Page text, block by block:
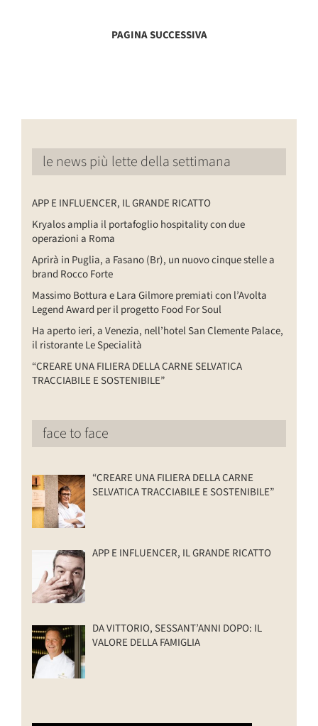
PAGINA SUCCESSIVA
le news più lette della settimana
APP E INFLUENCER, IL GRANDE RICATTO
Kryalos amplia il portafoglio hospitality con due
operazioni a Roma
Aprirà in Puglia, a Fasano (Br), un nuovo cinque stelle a
brand Rocco Forte
Massimo Bottura e Lara Gilmore premiati con l’Avolta
Legend Award per il progetto Food For Soul
Ha aperto ieri, a Venezia, nell’hotel San Clemente Palace,
il ristorante Le Specialità
“CREARE UNA FILIERA DELLA CARNE SELVATICA
TRACCIABILE E SOSTENIBILE”
face to face
“CREARE UNA FILIERA DELLA CARNE
SELVATICA TRACCIABILE E SOSTENIBILE”
APP E INFLUENCER, IL GRANDE RICATTO
DA VITTORIO, SESSANT’ANNI DOPO: IL
VALORE DELLA FAMIGLIA